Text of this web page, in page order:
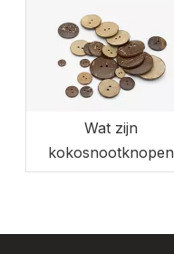
Wat zijn
kokosnootknopen